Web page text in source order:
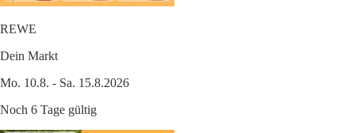
REWE
Dein Markt
Mo. 10.8. - Sa. 15.8.2026
Noch 6 Tage gültig